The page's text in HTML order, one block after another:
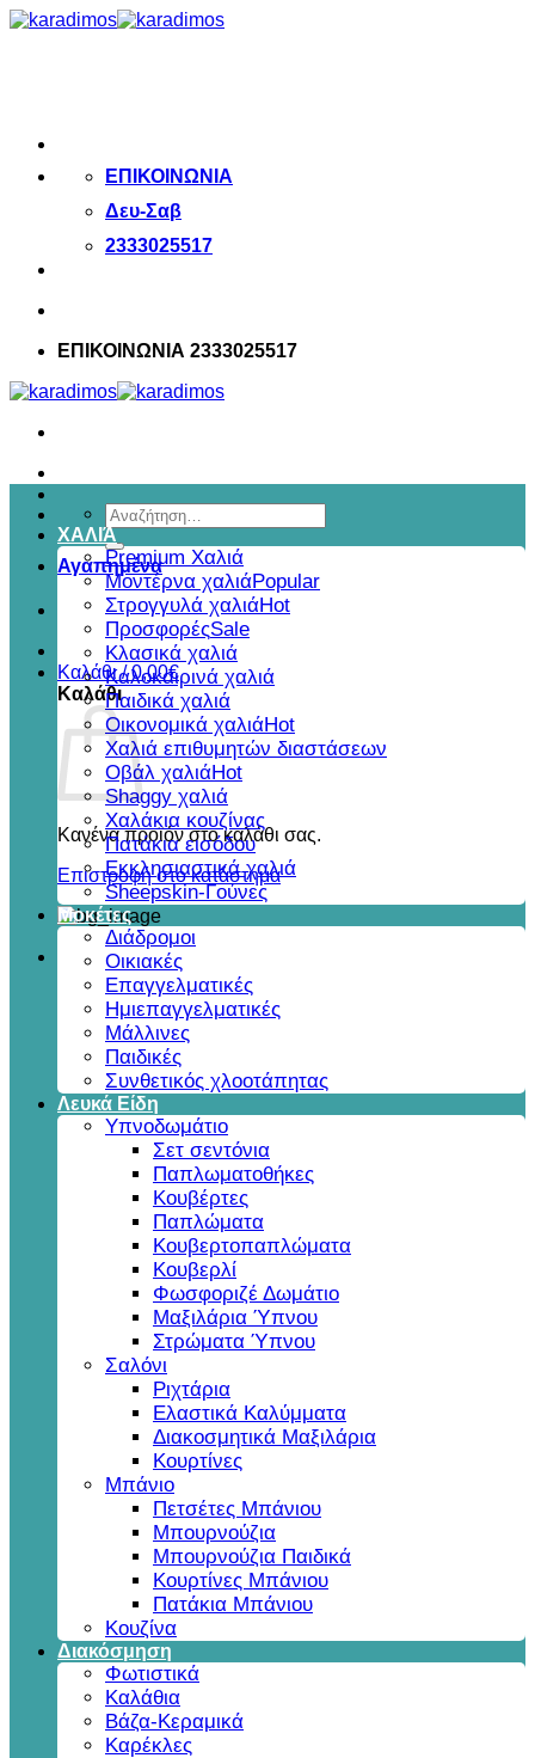
Μετάβαση
ΕΠΙΚΟΙΝΩΝΙΑ
Δευ-Σαβ
2333025517
ΕΠΙΚΟΙΝΩΝΙΑ 2333025517
Αναζήτηση
για:
Αγαπημένα
Καλάθι /0,00€
Καλάθι
Κανένα προϊόν στο καλάθι σας.
Επιστροφή στο κατάστημα
ΧΑΛΙΆ
Premium Χαλιά
Μοντέρνα χαλιά
Στρογγυλά χαλιά
Προσφορές
Κλασικά χαλιά
Καλοκαιρινά χαλιά
Παιδικά χαλιά
Οικονομικά χαλιά
Χαλιά επιθυμητών διαστάσεων
Οβάλ χαλιά
Shaggy χαλιά
Χαλάκια κουζίνας
Πατάκια εισόδου
Εκκλησιαστικά χαλιά
Sheepskin-Γούνες
Μοκέτες
Διάδρομοι
Οικιακές
Επαγγελματικές
Ημιεπαγγελματικές
Μάλλινες
Παιδικές
Συνθετικός χλοοτάπητας
Λευκά Είδη
Υπνοδωμάτιο
Σετ σεντόνια
Παπλωματοθήκες
Κουβέρτες
Παπλώματα
Κουβερτοπαπλώματα
Κουβερλί
Φωσφοριζέ Δωμάτιο
Μαξιλάρια Ύπνου
Στρώματα Ύπνου
Σαλόνι
Ριχτάρια
Ελαστικά Καλύμματα
Διακοσμητικά Μαξιλάρια
Κουρτίνες
Μπάνιο
Πετσέτες Μπάνιου
Μπουρνούζια
Μπουρνούζια Παιδικά
Κουρτίνες Μπάνιου
Πατάκια Μπάνιου
Κουζίνα
Διακόσμηση
Φωτιστικά
Καλάθια
Βάζα-Κεραμικά
Καρέκλες